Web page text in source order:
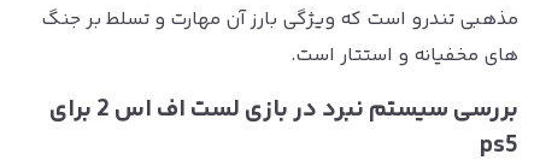
مذهبی تندرو است که ویژگی بارز آن مهارت و تسلط بر جنگ
های مخفیانه و استتار است.
بررسی سیستم نبرد در بازی لست اف اس 2 برای
ps5